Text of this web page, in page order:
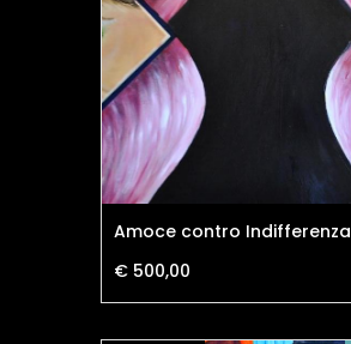
Amoce contro Indifferenza
€ 500,00